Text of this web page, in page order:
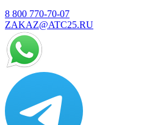
8 800 770-70-07
ZAKAZ@ATC25.RU